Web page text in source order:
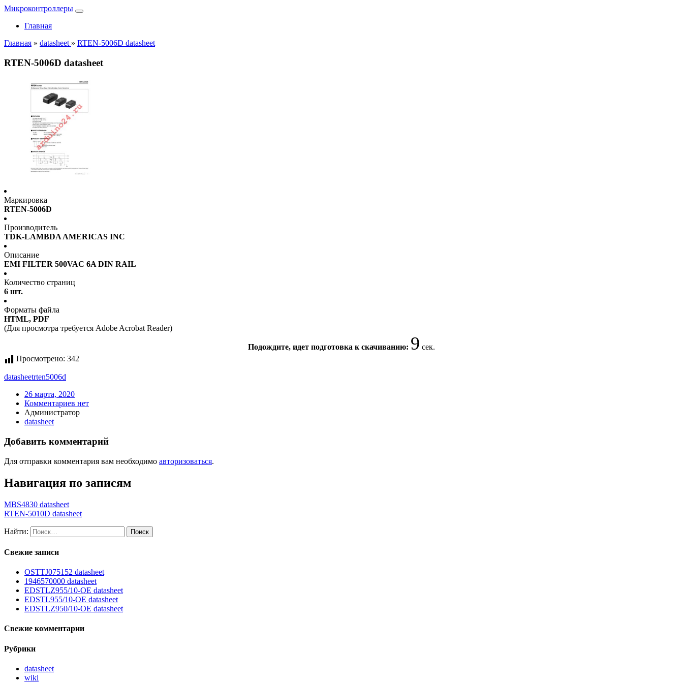
Микроконтроллеры
Главная
Главная » datasheet » RTEN-5006D datasheet
RTEN-5006D datasheet
Маркировка
RTEN-5006D
Производитель
TDK-LAMBDA AMERICAS INC
Описание
EMI FILTER 500VAC 6A DIN RAIL
Количество страниц
6 шт.
Форматы файла
HTML, PDF
(Для просмотра требуется Adobe Acrobat Reader)
Подождите, идет подготовка к скачиванию: 9 сек.
Просмотрено: 342
datasheetrten5006d
26 марта, 2020
Комментариев нет
Администратор
datasheet
Добавить комментарий
Для отправки комментария вам необходимо авторизоваться.
Навигация по записям
MBS4830 datasheet
RTEN-5010D datasheet
Найти:
Свежие записи
OSTTJ075152 datasheet
1946570000 datasheet
EDSTLZ955/10-OE datasheet
EDSTL955/10-OE datasheet
EDSTLZ950/10-OE datasheet
Свежие комментарии
Рубрики
datasheet
wiki